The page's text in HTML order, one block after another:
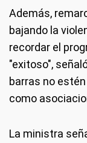
Además,
bajando la
recordar el
"exitoso",
barras no
como
La ministra